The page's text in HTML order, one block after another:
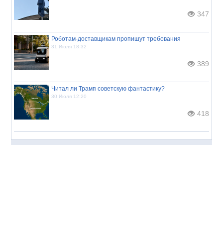
347
Роботам-доставщикам пропишут требования
31 Июля 18:32
389
Читал ли Трамп советскую фантастику?
30 Июля 12:20
418